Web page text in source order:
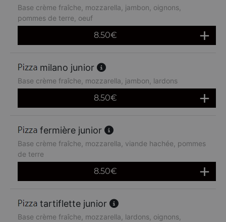
Base crème fraîche, mozzarella, jambon, oignons,
pommes de terre, oeuf
8.50€
milano junior
Base crème fraîche, mozzarella, jambon, lardons
8.50€
fermière junior
Base crème fraîche, mozzarella, viande hachée, pommes
de terre
8.50€
tartiflette junior
Base crème fraîche, mozzarella, lardons, oignons,